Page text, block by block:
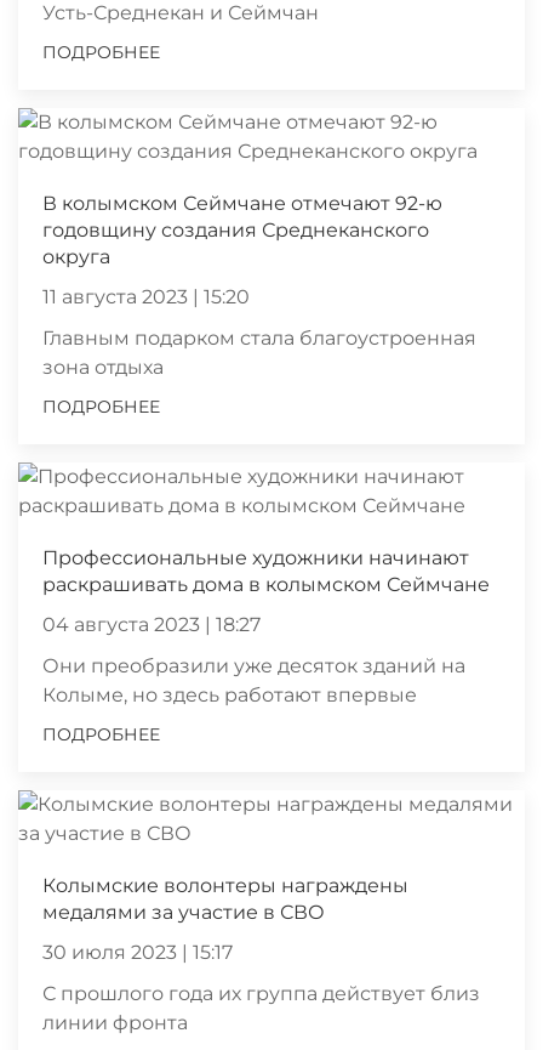
Усть-Среднекан и Сеймчан
ПОДРОБНЕЕ
В колымском Сеймчане отмечают 92-ю
годовщину создания Среднеканского
округа
11 августа 2023 | 15:20
Главным подарком стала благоустроенная
зона отдыха
ПОДРОБНЕЕ
Профессиональные художники начинают
раскрашивать дома в колымском Сеймчане
04 августа 2023 | 18:27
Они преобразили уже десяток зданий на
Колыме, но здесь работают впервые
ПОДРОБНЕЕ
Колымские волонтеры награждены
медалями за участие в СВО
30 июля 2023 | 15:17
С прошлого года их группа действует близ
линии фронта